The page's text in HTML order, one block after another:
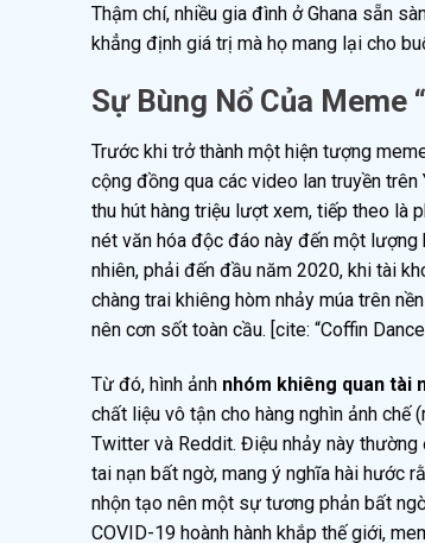
Thậm chí, nhiều gia đình ở Ghana sẵn
khẳng định giá trị mà họ mang lại cho
Sự Bùng Nổ Của Meme
Trước khi trở thành một hiện tượng
cộng đồng qua các video lan truyền
thu hút hàng triệu lượt xem, tiếp theo là
nét văn hóa độc đáo này đến một lượng
nhiên, phải đến đầu năm 2020, khi tài
chàng trai khiêng hòm nhảy múa trên
nên cơn sốt toàn cầu. [cite: “Coffin
Từ đó, hình ảnh nhóm khiêng quan tài
chất liệu vô tận cho hàng nghìn ảnh
Twitter và Reddit. Điệu nhảy này thường
tai nạn bất ngờ, mang ý nghĩa hài hước
nhộn tạo nên một sự tương phản bất
COVID-19 hoành hành khắp thế giới,